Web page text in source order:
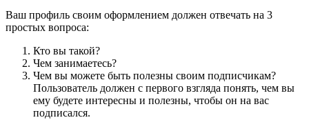
Ваш профиль своим оформлением должен отвечать на 3
простых вопроса:
Кто вы такой?
Чем занимаетесь?
Чем вы можете быть полезны своим подписчикам?
Пользователь должен с первого взгляда понять, чем вы
ему будете интересны и полезны, чтобы он на вас
подписался.